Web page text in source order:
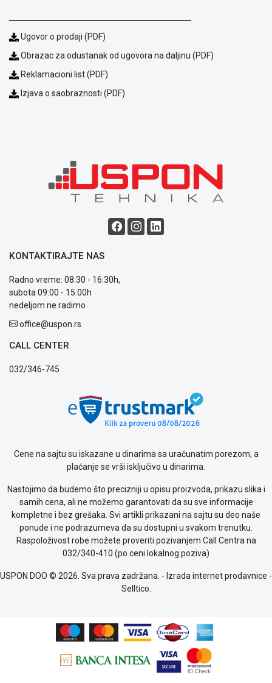
i
reklamacije
prijava
kvara
Ugovor o prodaji (PDF)
Obrazac za odustanak od ugovora na daljinu (PDF)
Reklamacioni list (PDF)
Izjava o saobraznosti (PDF)
KONTAKTIRAJTE NAS
Radno vreme: 08:30 - 16:30h,
subota 09:00 - 15:00h
nedeljom ne radimo
office@uspon.rs
CALL CENTER
032/346-745
Cene na sajtu su iskazane u dinarima sa uračunatim porezom, a
plaćanje se vrši isključivo u dinarima.
Nastojimo da budemo što precizniji u opisu proizvoda, prikazu slika i
samih cena, ali ne možemo garantovati da su sve informacije
kompletne i bez grešaka. Svi artikli prikazani na sajtu su deo naše
ponude i ne podrazumeva da su dostupni u svakom trenutku.
Raspoloživost robe možete proveriti pozivanjem Call Centra na
032/340-410 (po ceni lokalnog poziva)
USPON DOO © 2026. Sva prava zadržana. - Izrada internet prodavnice -
Selltico.